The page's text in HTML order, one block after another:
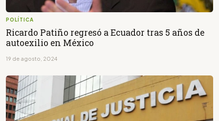
POLÍTICA
Ricardo Patiño regresó a Ecuador tras 5 años de
autoexilio en México
19 de agosto, 2024